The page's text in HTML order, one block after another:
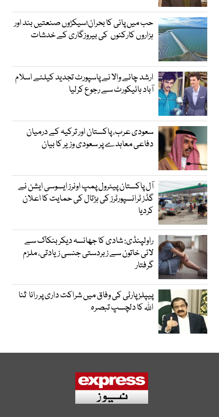
حب میں پانی کا بحران؛سیکڑوں صنعتیں بند اور
ہزاروں کارکنوں کی بیروزگاری کے خدشات
ارشد چائے والا نے پاسپورٹ تجدید کیلئے اسلام
آباد ہائیکورٹ سے رجوع کرلیا
سعودی عرب، پاکستان اور ترکیہ کے درمیان
دفاعی معاہدے پر سعودی وزیر کا بیان
آل پاکستان پیٹرول پمپ اونرز ایسوسی ایشن نے
گڈز ٹرانسپورٹرز کی ہڑتال کی حمایت کا اعلان
کردیا
راولپنڈی: شادی کا جھانسہ دیکر بنکاک سے
لائی خاتون سے زبردستی جنسی زیادتی، ملزم
گرفتار
پیپلز پارٹی کی وفاق میں شراکت داری پر رانا ثنا
اللہ کا دلچسپ تبصرہ